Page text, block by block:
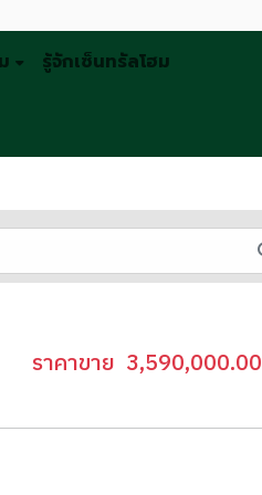
รู้จักเซ็นทรัลโฮม
ราคาขาย 3,590,000.00